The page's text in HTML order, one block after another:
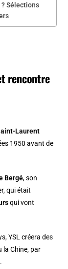
Sélections
rencontre
Laurent
1950 avant de
Bergé, son
qui était
qui vont
YSL créera des
la Chine, par